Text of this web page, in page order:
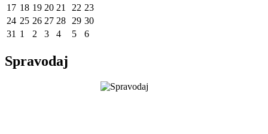
17 18 19 20 21 22 23
24 25 26 27 28 29 30
31 1 2 3 4 5 6
Spravodaj